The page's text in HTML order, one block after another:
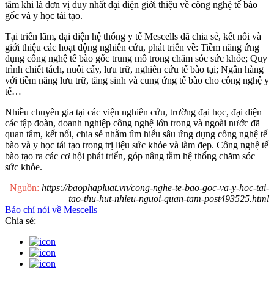
tâm khi là đơn vị duy nhất đại diện giới thiệu về công nghệ tế bào
gốc và y học tái tạo.
Tại triển lãm, đại diện hệ thống y tế Mescells đã chia sẻ, kết nối và
giới thiệu các hoạt động nghiên cứu, phát triển về: Tiềm năng ứng
dụng công nghệ tế bào gốc trung mô trong chăm sóc sức khỏe; Quy
trình chiết tách, nuôi cấy, lưu trữ, nghiên cứu tế bào tại; Ngân hàng
với tiềm năng lưu trữ, tăng sinh và cung ứng tế bào cho công nghệ y
tế…
Nhiều chuyên gia tại các viện nghiên cứu, trường đại học, đại diện
các tập đoàn, doanh nghiệp công nghệ lớn trong và ngoài nước đã
quan tâm, kết nối, chia sẻ nhằm tìm hiểu sâu ứng dụng công nghệ tế
bào và y học tái tạo trong trị liệu sức khỏe và làm đẹp. Công nghệ tế
bào tạo ra các cơ hội phát triển, góp nâng tầm hệ thống chăm sóc
sức khỏe.
Nguồn: https://baophapluat.vn/cong-nghe-te-bao-goc-va-y-hoc-tai-
tao-thu-hut-nhieu-nguoi-quan-tam-post493525.html
Báo chí nói về Mescells
Chia sẻ: